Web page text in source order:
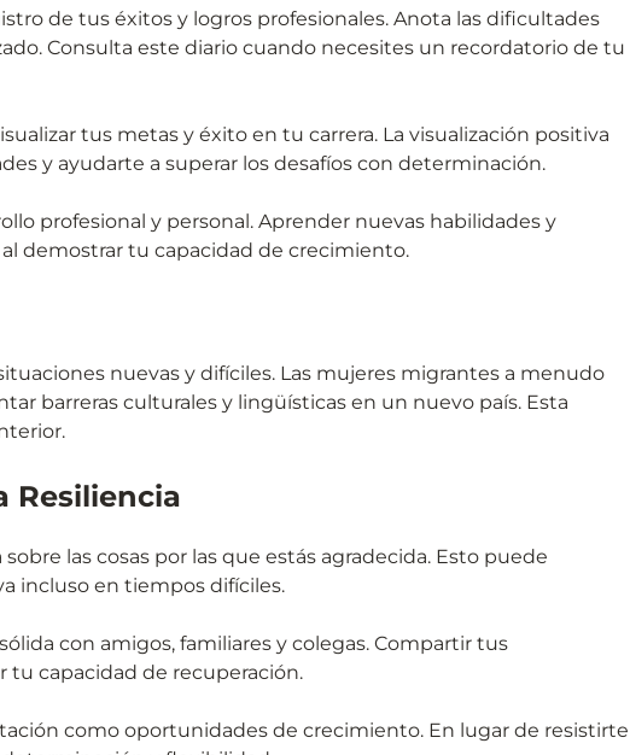
de tus éxitos y logros profesionales. Anota las dificultades
Consulta este diario cuando necesites un recordatorio de tu
tus metas y éxito en tu carrera. La visualización positiva
y ayudarte a superar los desafíos con determinación.
profesional y personal. Aprender nuevas habilidades y
demostrar tu capacidad de crecimiento.
nuevas y difíciles. Las mujeres migrantes a menudo
barreras culturales y lingüísticas en un nuevo país. Esta
Resiliencia
sobre las cosas por las que estás agradecida. Esto puede
incluso en tiempos difíciles.
con amigos, familiares y colegas. Compartir tus
tu capacidad de recuperación.
como oportunidades de crecimiento. En lugar de resistirte